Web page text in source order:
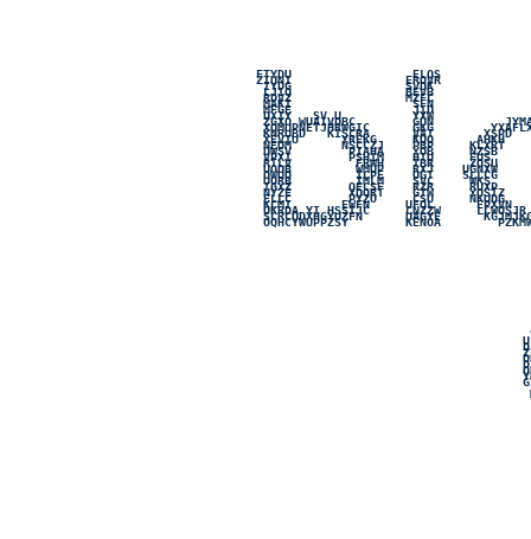
FTYDU ELQS
ZIUNI EROVR
IYVG SVDK
LJIQ BEVB
RDVZ MZTC
MATI SFN
MFGE JID
DXJY SV U YXW
ZGXO WUAIVDBC WON TYM
XQMUPNETJHRWGIC GKG YXAFL
KNRSCD KISCRA VAT XSPD
XEVTA YREKG KQO AHKH
NEUM NDCCZJ PBP MLXRT
DWSV PIAHA YOB NZSB
VPXI WSHIM HTU FUT
RTLV FRWH TBR ZWBU
UODB WYUP OXJ CGNXW
OWUQ ICPE OJT SLLCG
UQRB IMLM OVC WTS
TGXZ QECWR RZR RUXP
ZYZE XDQRT GTW YOSTZ
ELLC PYZO CSU JKUDG
KCMI EWFN UFQL ETXVN
DKRDA YI HSWIJC CNZZW KCWUSJR
SCRCODXHQYUGFY UAGYE KGOMJK
OQHCOWUPPZSY KENOA PZKM
U
D
Z
O
D
O
Y
G